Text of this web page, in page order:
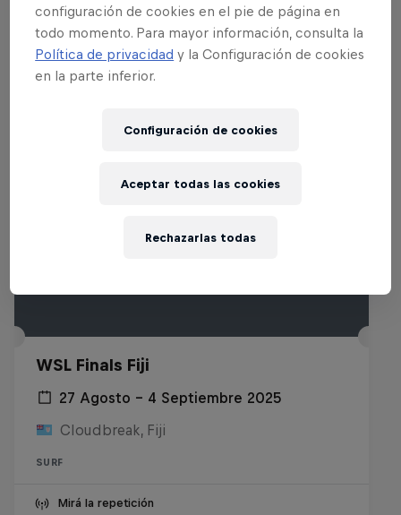
Eventos Relacionados
WSL Finals Fiji
27 Agosto – 4 Septiembre 2025
Cloudbreak, Fiji
SURF
Mirá la repetición
configuración de cookies en el pie de página en
todo momento. Para mayor información, consulta la
Política de privacidad y la Configuración de cookies
en la parte inferior.
Configuración de cookies
Rechazarlas todas
Aceptar todas las cookies